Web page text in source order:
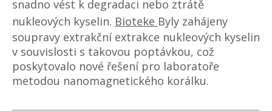
snadno vést k degradaci nebo ztrátě
nukleových kyselin. Bioteke Byly zahájeny
soupravy extrakční extrakce nukleových kyselin
v souvislosti s takovou poptávkou, což
poskytovalo nové řešení pro laboratoře
metodou nanomagnetického korálku.